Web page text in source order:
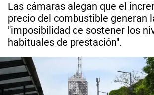
Las cámaras alegan que el
precio del combustible generan
"imposibilidad de sostener los
habituales de prestación".